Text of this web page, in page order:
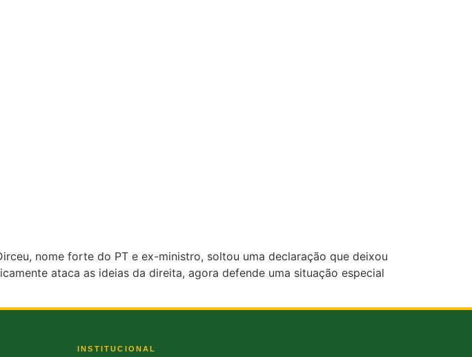
nome forte do PT e ex-ministro, soltou uma declaração que deixou
ataca as ideias da direita, agora defende uma situação especial
INSTITUCIONAL